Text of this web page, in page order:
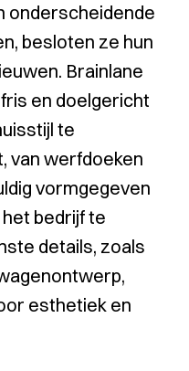
onderscheidende
besloten ze hun
Brainlane
en doelgericht
te
van werfdoeken
vormgegeven
bedrijf te
details, zoals
esthetiek en